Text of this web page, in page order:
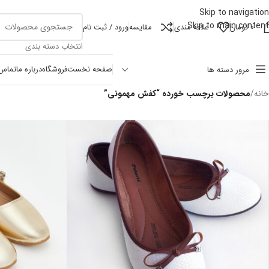
Skip to navigation
Skip to main content
0تومان علاقه مندی مقايسهورود / ثبت نام
انتخاب دسته بندی
مرور دسته ها
صفحه نخستفروشگاهدرباره ما
خانه/محصولات برچسب خورده “کفش مهمونی”